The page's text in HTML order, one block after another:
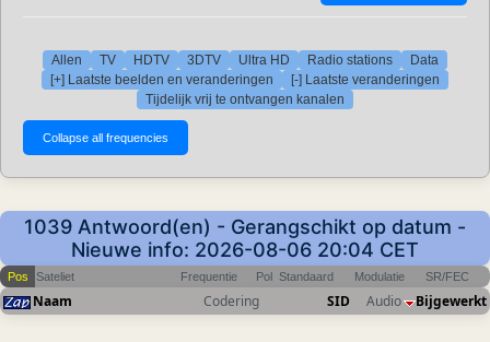
Allen TV HDTV 3DTV Ultra HD Radio stations
Data
[+] Laatste beelden en veranderingen
[-] Laatste veranderingen
Tijdelijk vrij te ontvangen kanalen
1039 Antwoord(en) - Gerangschikt op datum -
Nieuwe info: 2026-08-06 20:04 CET
Pos Sateliet Frequentie Pol Standaard Modulatie SR/FEC
Naam Codering SID Audio Bijgewerkt